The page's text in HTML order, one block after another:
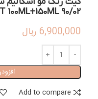
100ML+150ML 90/02
6,900,000 ریال
Add to compare